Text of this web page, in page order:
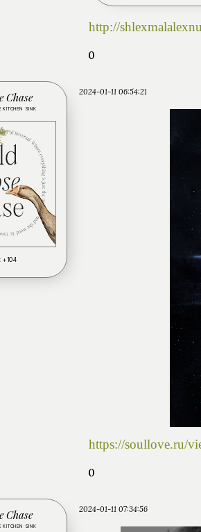
http://
0
2024-01-11 06:54:21
Chase
KITCHEN SINK
+104
https://soullove.ru/
0
2024-01-11 07:34:56
Chase
KITCHEN SINK